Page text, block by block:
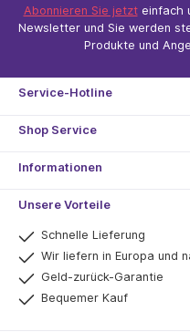
Abonnieren Sie jetzteinfach
Newsletter und Sie werden
Produkte und
Service-Hotline
Shop Service
Informationen
Unsere Vorteile
Schnelle Lieferung
Wir liefern in Europa und
Geld-zurück-Garantie
Bequemer Kauf